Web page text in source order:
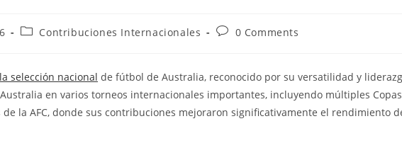
PostContribuciones Internacionales
Post0 Comments
selección nacional de fútbol de Australia, reconocido por su versatilidad y
en varios torneos internacionales importantes, incluyendo múltiples Copas
de la AFC, donde sus contribuciones mejoraron significativamente el rendimiento